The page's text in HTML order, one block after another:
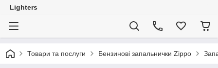
Lighters
Товари та послуги Бензинові запальнички Zippo